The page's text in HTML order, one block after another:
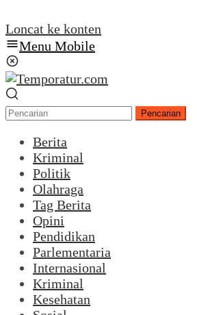
Loncat ke konten
Menu Mobile
Pencarian
Berita
Kriminal
Politik
Olahraga
Tag Berita
Opini
Pendidikan
Parlementaria
Internasional
Kriminal
Kesehatan